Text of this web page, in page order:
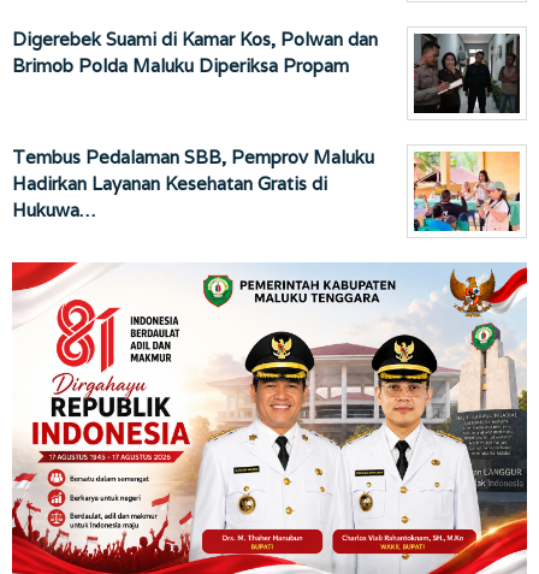
Digerebek Suami di Kamar Kos, Polwan dan
Brimob Polda Maluku Diperiksa Propam
Tembus Pedalaman SBB, Pemprov Maluku
Hadirkan Layanan Kesehatan Gratis di
Hukuwa…